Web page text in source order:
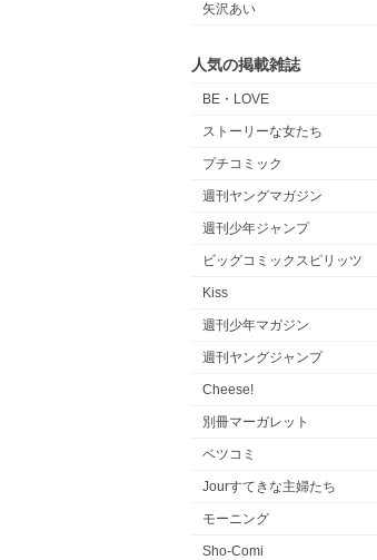
矢沢あい
人気の掲載雑誌
BE・LOVE
ストーリーな女たち
プチコミック
週刊ヤングマガジン
週刊少年ジャンプ
ビッグコミックスピリッツ
Kiss
週刊少年マガジン
週刊ヤングジャンプ
Cheese!
別冊マーガレット
ベツコミ
Jourすてきな主婦たち
モーニング
Sho-Comi